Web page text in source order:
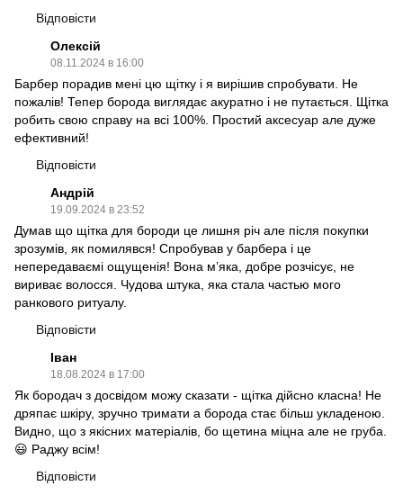
Відповісти
Олексій
08.11.2024 в 16:00
Барбер порадив мені цю щітку і я вирішив спробувати. Не
пожалів! Тепер борода виглядає акуратно і не путається. Щітка
робить свою справу на всі 100%. Простий аксесуар але дуже
ефективний!
Відповісти
Андрій
19.09.2024 в 23:52
Думав що щітка для бороди це лишня річ але після покупки
зрозумів, як помилявся! Спробував у барбера і це
непередаваємі ощущенія! Вона м’яка, добре розчісує, не
вириває волосся. Чудова штука, яка стала частью мого
ранкового ритуалу.
Відповісти
Іван
18.08.2024 в 17:00
Як бородач з досвідом можу сказати - щітка дійсно класна! Не
дряпає шкіру, зручно тримати а борода стає більш укладеною.
Видно, що з якісних матеріалів, бо щетина міцна але не груба.
😃 Раджу всім!
Відповісти